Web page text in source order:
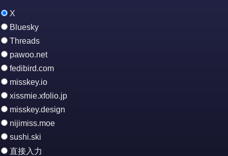
X
Bluesky
Threads
pawoo.net
fedibird.com
misskey.io
xissmie.xfolio.jp
misskey.design
nijimiss.moe
sushi.ski
直接入力